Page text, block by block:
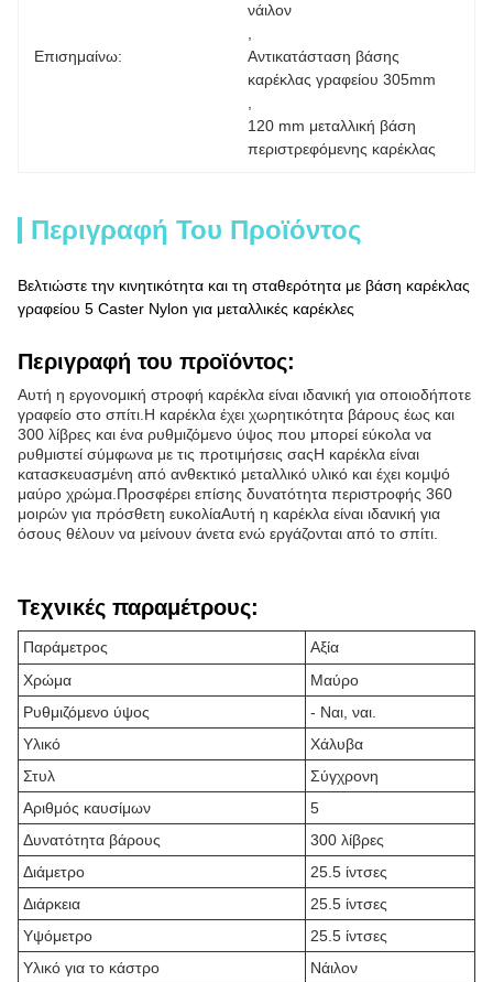
Επισημαίνω:
νάιλον
Αντικατάσταση βάσης
καρέκλας γραφείου 305mm
120 mm μεταλλική βάση
περιστρεφόμενης καρέκλας
Περιγραφή Του Προϊόντος
Βελτιώστε την κινητικότητα και τη σταθερότητα με βάση καρέκλας
γραφείου 5 Caster Nylon για μεταλλικές καρέκλες
Περιγραφή του προϊόντος:
Αυτή η εργονομική στροφή καρέκλα είναι ιδανική για οποιοδήποτε
γραφείο στο σπίτι.Η καρέκλα έχει χωρητικότητα βάρους έως και
300 λίβρες και ένα ρυθμιζόμενο ύψος που μπορεί εύκολα να
ρυθμιστεί σύμφωνα με τις προτιμήσεις σαςΗ καρέκλα είναι
κατασκευασμένη από ανθεκτικό μεταλλικό υλικό και έχει κομψό
μαύρο χρώμα.Προσφέρει επίσης δυνατότητα περιστροφής 360
μοιρών για πρόσθετη ευκολίαΑυτή η καρέκλα είναι ιδανική για
όσους θέλουν να μείνουν άνετα ενώ εργάζονται από το σπίτι.
Τεχνικές παραμέτρους:
Παράμετρος
Αξία
Χρώμα
Μαύρο
Ρυθμιζόμενο ύψος
- Ναι, ναι.
Υλικό
Χάλυβα
Στυλ
Σύγχρονη
Αριθμός καυσίμων
5
Δυνατότητα βάρους
300 λίβρες
Διάμετρο
25.5 ίντσες
Διάρκεια
25.5 ίντσες
Υψόμετρο
25.5 ίντσες
Υλικό για το κάστρο
Νάιλον